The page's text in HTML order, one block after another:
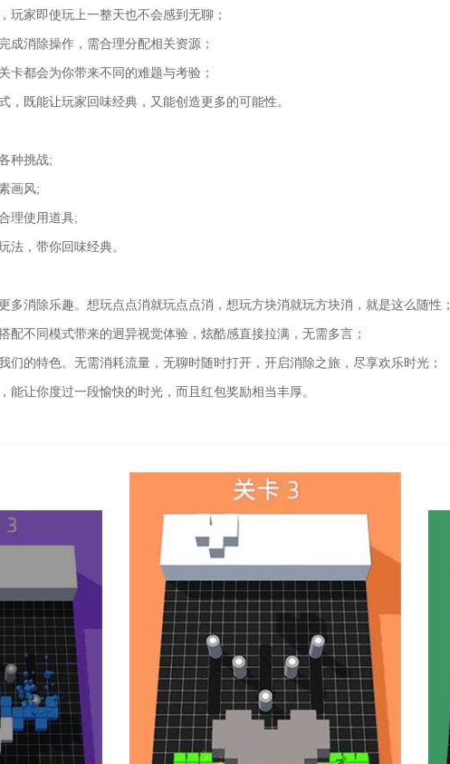
玩家即使玩上一整天也不会感到无聊；
成消除操作，需合理分配相关资源；
卡都会为你带来不同的难题与考验；
，既能让玩家回味经典，又能创造更多的可能性。
种挑战;
画风;
理使用道具;
法，带你回味经典。
多消除乐趣。想玩点点消就玩点点消，想玩方块消就玩方块消，就是这么随性；
配不同模式带来的迥异视觉体验，炫酷感直接拉满，无需多言；
们的特色。无需消耗流量，无聊时随时打开，开启消除之旅，尽享欢乐时光；
能让你度过一段愉快的时光，而且红包奖励相当丰厚。